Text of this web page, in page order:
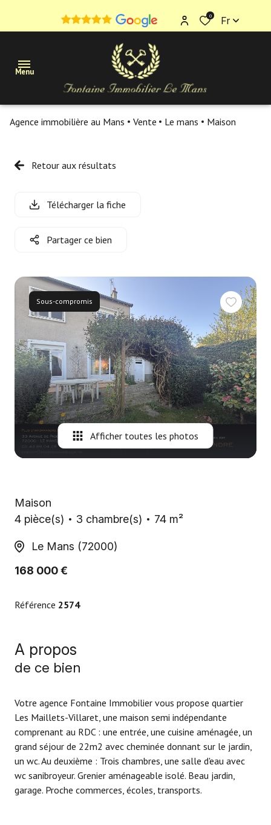
0 Fr
Menu
Appartements
Immobilier
Nous
contacter
Fontaine
Immobilier
Gironde
Alerte
e-
mail
Agence immobilière au Mans Vente Le mans Maison
Retour aux résultats
Télécharger la fiche
Partager ce bien
Sous-compromis
Afficher toutes les photos
Maison
4 pièce(s)
3 chambre(s) 74 m²
Le Mans (72000)
168 000 €
Référence 2574
A propos
de ce bien
Votre agence Fontaine Immobilier vous propose quartier
Les Maillets-Villaret, une maison semi indépendante
comprenant au RDC : une entrée, une cuisine aménagée, un
grand séjour de 22m2 avec cheminée donnant sur le jardin,
un wc. Au deuxième : Trois chambres, une salle d'eau avec
wc sanibroyeur. Grenier aménageable isolé. Beau jardin,
garage. Proche commerces, écoles, transports.